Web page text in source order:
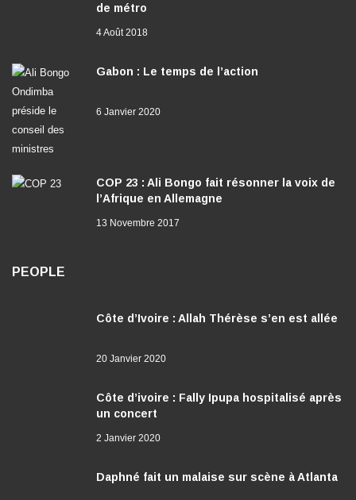
de métro
4 Août 2018
Gabon : Le temps de l’action
6 Janvier 2020
COP 23 : Ali Bongo fait résonner la voix de
l’Afrique en Allemagne
13 Novembre 2017
PEOPLE
Côte d’Ivoire : Allah Thérèse s’en est allée
20 Janvier 2020
Côte d’ivoire : Fally Ipupa hospitalisé après
un concert
2 Janvier 2020
Daphné fait un malaise sur scène à Atlanta